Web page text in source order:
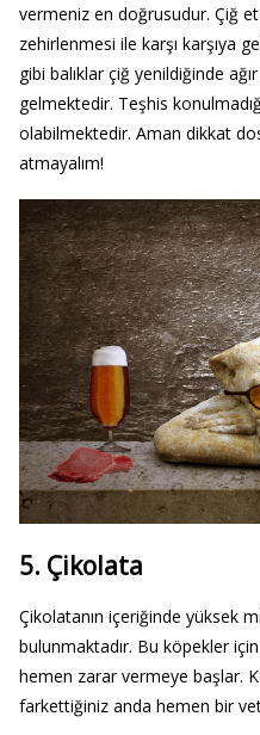
vermeniz en doğrusudur. Çiğ
zehirlenmesi ile karşı karşıya
gibi balıklar çiğ yenildiğinde
gelmektedir. Teşhis
olabilmektedir. Aman dikkat
atmayalım!
5. Çikolata
Çikolatanın içeriğinde yüksek
bulunmaktadır. Bu köpekler
hemen zarar vermeye başlar.
farkettiğiniz anda hemen bir